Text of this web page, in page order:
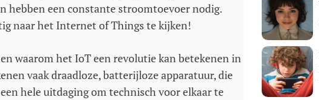
hebben een constante stroomtoevoer nodig.
naar het Internet of Things te kijken!
waarom het IoT een revolutie kan betekenen in
vaak draadloze, batterijloze apparatuur, die
hele uitdaging om technisch voor elkaar te